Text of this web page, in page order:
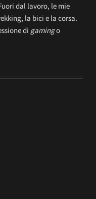
dal lavoro, le mie
la bici e la corsa.
di gamingo